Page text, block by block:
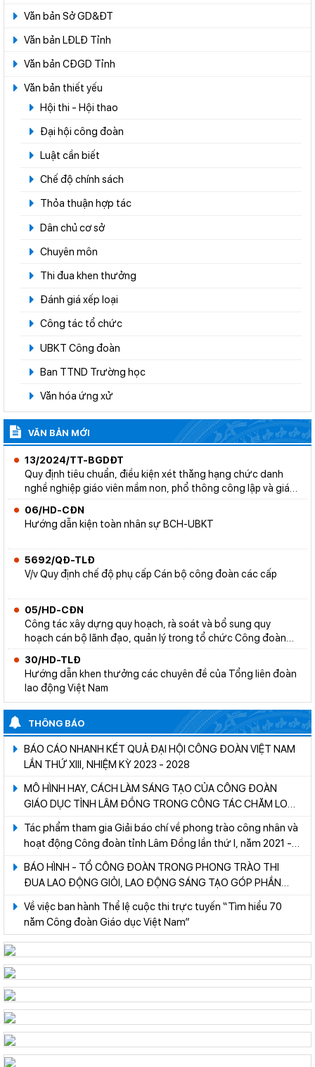
Văn bản Sở GD&ĐT
Văn bản LĐLĐ Tỉnh
Văn bản CĐGD Tỉnh
Văn bản thiết yếu
Hội thi - Hội thao
Đại hội công đoàn
Luật cần biết
Chế độ chính sách
Thỏa thuận hợp tác
Dân chủ cơ sở
Chuyên môn
Thi đua khen thưởng
Đánh giá xếp loại
Công tác tổ chức
UBKT Công đoàn
Ban TTND Trường học
Văn hóa ứng xử
VĂN BẢN MỚI
13/2024/TT-BGDĐT
Quy định tiêu chuẩn, điều kiện xét thăng hạng chức danh
nghề nghiệp giáo viên mầm non, phổ thông công lập và giáo
viên dự bị đại học
06/HD-CĐN
Hướng dẫn kiện toàn nhân sự BCH-UBKT
5692/QĐ-TLĐ
V/v Quy định chế độ phụ cấp Cán bộ công đoàn các cấp
05/HD-CĐN
Công tác xây dựng quy hoạch, rà soát và bổ sung quy
hoạch cán bộ lãnh đạo, quản lý trong tổ chức Công đoàn
ngành giáo dục - Giai đoạn 2028-2033
30/HD-TLĐ
Hướng dẫn khen thưởng các chuyên đề của Tổng liên đoàn
lao động Việt Nam
THÔNG BÁO
BÁO CÁO NHANH KẾT QUẢ ĐẠI HỘI CÔNG ĐOÀN VIỆT NAM
LẦN THỨ XIII, NHIỆM KỲ 2023 - 2028
MÔ HÌNH HAY, CÁCH LÀM SÁNG TẠO CỦA CÔNG ĐOÀN
GIÁO DỤC TỈNH LÂM ĐỒNG TRONG CÔNG TÁC CHĂM LO
ĐỜI SỐNG CHO ĐOÀN VIÊN, LAO ĐỘNG
Tác phẩm tham gia Giải báo chí về phong trào công nhân và
hoạt động Công đoàn tỉnh Lâm Đồng lần thứ I, năm 2021 -
2022
BÁO HÌNH - TỔ CÔNG ĐOÀN TRONG PHONG TRÀO THI
ĐUA LAO ĐỘNG GIỎI, LAO ĐỘNG SÁNG TẠO GÓP PHẦN
PHÁT TRIỂN SỰ NGHIỆP GIÁO DỤC NHÀ TRƯỜNG
Về việc ban hành Thể lệ cuộc thi trực tuyến “Tìm hiểu 70
năm Công đoàn Giáo dục Việt Nam”